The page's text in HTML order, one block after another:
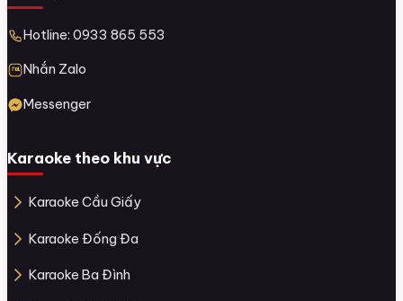
Hotline: 0933 865 553
Nhắn Zalo
Messenger
Karaoke theo khu vực
Karaoke Cầu Giấy
Karaoke Đống Đa
Karaoke Ba Đình